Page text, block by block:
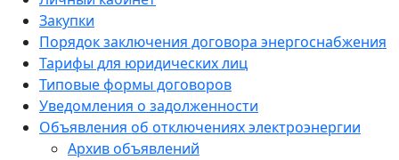
Закупки
Порядок заключения договора энергоснабжения
Тарифы для юридических лиц
Типовые формы договоров
Уведомления о задолженности
Объявления об отключениях электроэнергии
Архив объявлений